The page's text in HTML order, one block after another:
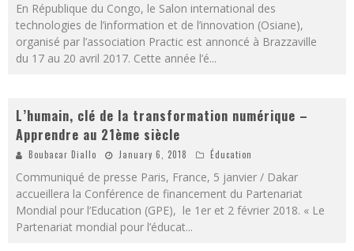
En République du Congo, le Salon international des
technologies de l’information et de l’innovation (Osiane),
organisé par l’association Practic est annoncé à Brazzaville
du 17 au 20 avril 2017. Cette année l’é...
L’humain, clé de la transformation numérique –
Apprendre au 21ème siècle
Boubacar Diallo January 6, 2018 Éducation
Communiqué de presse Paris, France, 5 janvier / Dakar
accueillera la Conférence de financement du Partenariat
Mondial pour l’Education (GPE), le 1er et 2 février 2018. « Le
Partenariat mondial pour l’éducat...